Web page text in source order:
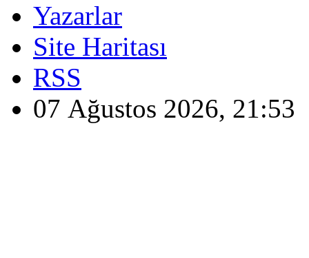
Yazarlar
Site Haritası
RSS
07 Ağustos 2026, 21:53